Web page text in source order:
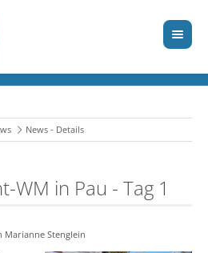
News - Details
WM in Pau - Tag 1
Marianne Stenglein